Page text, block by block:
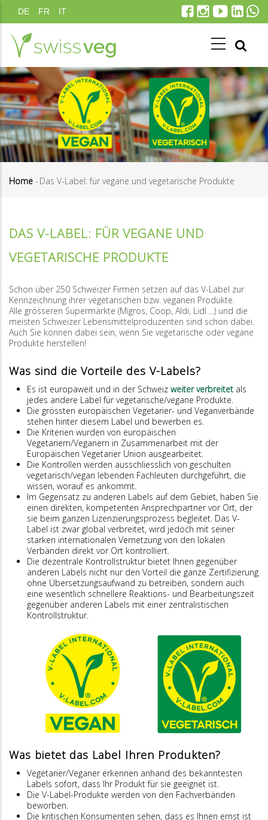
to
main
content
DE FR IT
Home - Das V-Label: für vegane und vegetarische Produkte
DAS V-LABEL: FÜR VEGANE UND
VEGETARISCHE PRODUKTE
Schon über 250 Schweizer Firmen setzen auf das V-Label zur
Kennzeichnung ihrer vegetarischen bzw. veganen Produkte.
Alle grösseren Supermärkte (Migros, Coop, Aldi, Lidl ...) und die
meisten Schweizer Lebensmittelproduzenten sind schon dabei.
Auch Sie können dabei sein, wenn Sie vegetarische oder vegane
Produkte herstellen!
Was sind die Vorteile des V-Labels?
Es ist europaweit und in der Schweiz weiter verbreitet als
jedes andere Label für vegetarische/vegane Produkte.
Die grössten europäischen Vegetarier- und Veganverbände
stehen hinter diesem Label und bewerben es.
Die Kriterien wurden von europäischen
Vegetariern/Veganern in Zusammenarbeit mit der
Europäischen Vegetarier Union ausgearbeitet.
Die Kontrollen werden ausschliesslich von geschulten
vegetarisch/vegan lebenden Fachleuten durchgeführt, die
wissen, worauf es ankommt.
Im Gegensatz zu anderen Labels auf dem Gebiet, haben Sie
einen direkten, kompetenten Ansprechpartner vor Ort, der
sie beim ganzen Lizenzierungsprozess begleitet. Das V-
Label ist zwar global verbreitet, wird jedoch mit seiner
starken internationalen Vernetzung von den lokalen
Verbänden direkt vor Ort kontrolliert.
Die dezentrale Kontrollstruktur bietet Ihnen gegenüber
anderen Labels nicht nur den Vorteil die ganze Zertifizierung
ohne Übersetzungsaufwand zu betreiben, sondern auch
eine wesentlich schnellere Reaktions- und Bearbeitungszeit
gegenüber anderen Labels mit einer zentralistischen
Kontrollstruktur.
Was bietet das Label Ihren Produkten?
Vegetarier/Veganer erkennen anhand des bekanntesten
Labels sofort, dass Ihr Produkt für sie geeignet ist.
Die V-Label-Produkte werden von den Fachverbänden
beworben.
Die kritischen Konsumenten sehen, dass es Ihnen ernst ist